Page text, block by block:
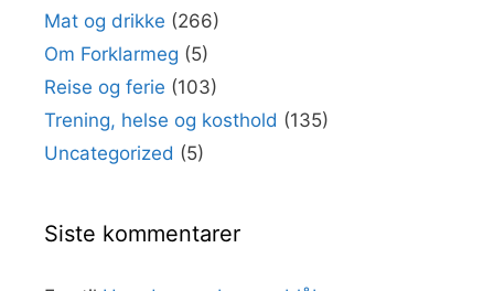
Mat og drikke (266)
Om Forklarmeg (5)
Reise og ferie (103)
Trening, helse og kosthold (135)
Uncategorized (5)
Siste kommentarer